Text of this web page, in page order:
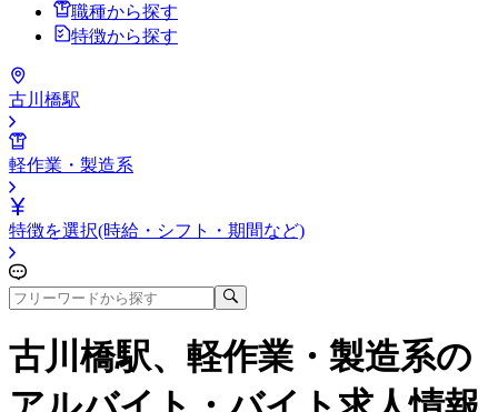
職種から探す
特徴から探す
古川橋駅
軽作業・製造系
特徴を選択(時給・シフト・期間など)
古川橋駅、軽作業・製造系の